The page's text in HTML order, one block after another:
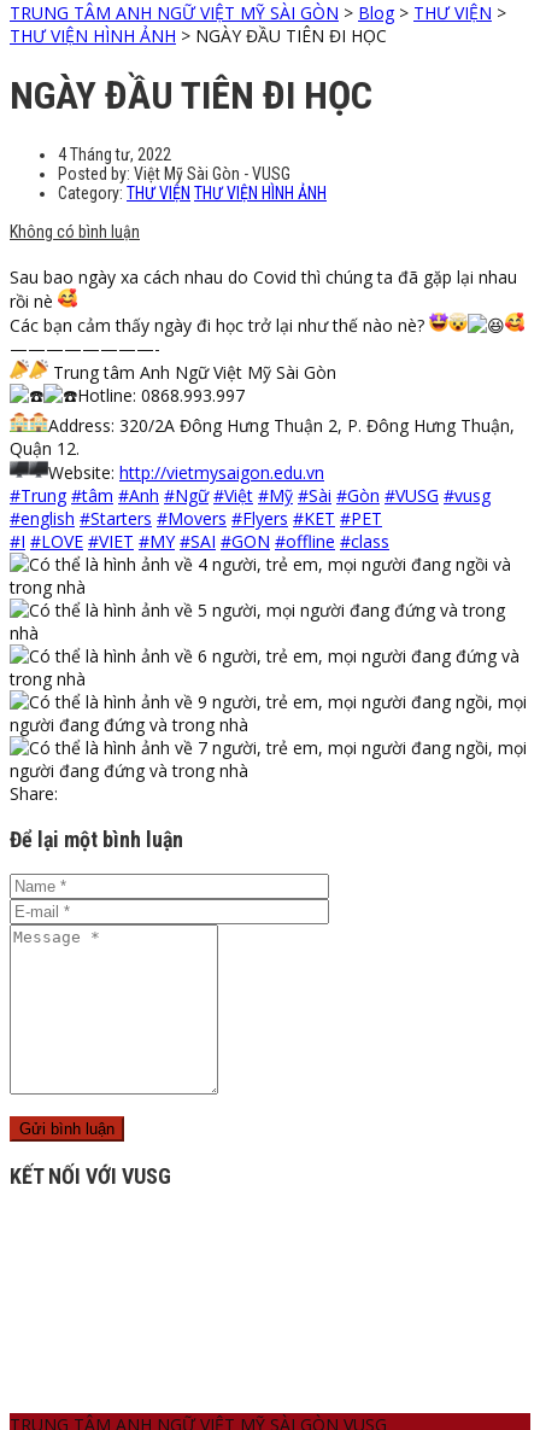
TRUNG TÂM ANH NGỮ VIỆT MỸ SÀI GÒN > Blog> THƯ VIỆN >
THƯ VIỆN HÌNH ẢNH > NGÀY ĐẦU TIÊN ĐI HỌC
NGÀY ĐẦU TIÊN ĐI HỌC
4 Tháng tư, 2022
Posted by: Việt Mỹ Sài Gòn - VUSG
Category: THƯ VIỆN THƯ VIỆN HÌNH ẢNH
Không có bình luận
Sau bao ngày xa cách nhau do Covid thì chúng ta đã gặp lại nhau
rồi nè
Các bạn cảm thấy ngày đi học trở lại như thế nào nè?
————————-
Trung tâm Anh Ngữ Việt Mỹ Sài Gòn
Hotline: 0868.993.997
Address: 320/2A Đông Hưng Thuận 2, P. Đông Hưng Thuận,
Quận 12.
Website: http://vietmysaigon.edu.vn
#Trung #tâm #Anh #Ngữ #Việt #Mỹ #Sài #Gòn #VUSG #vusg
#english #Starters #Movers #Flyers #KET #PET
#I #LOVE #VIET #MY #SAI #GON #offline #class
Share:
Để lại một bình luận
KẾT NỐI VỚI VUSG
TRUNG TÂM ANH NGỮ VIỆT MỸ SÀI GÒN VUSG